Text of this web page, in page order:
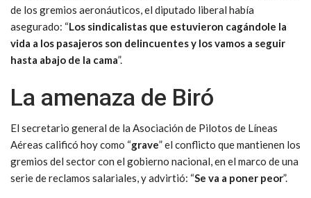
de los gremios aeronáuticos, el diputado liberal había
asegurado: “Los sindicalistas que estuvieron cagándole la
vida a los pasajeros son delincuentes y los vamos a seguir
hasta abajo de la cama”.
La amenaza de Biró
El secretario general de la Asociación de Pilotos de Líneas
Aéreas calificó hoy como “grave” el conflicto que mantienen los
gremios del sector con el gobierno nacional, en el marco de una
serie de reclamos salariales, y advirtió: “Se va a poner peor”.